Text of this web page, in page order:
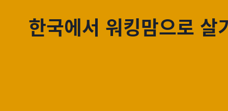
한국에서 워킹맘으로 살